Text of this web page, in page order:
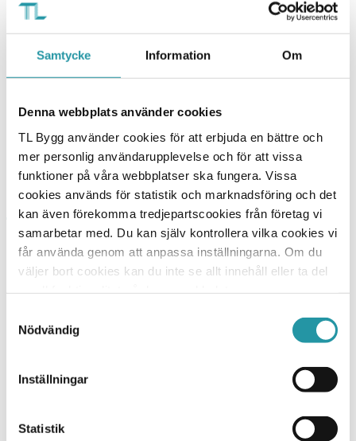
Samtycke Information Om
Denna webbplats använder cookies
TL Bygg använder cookies för att erbjuda en bättre och
mer personlig användarupplevelse och för att vissa
funktioner på våra webbplatser ska fungera. Vissa
cookies används för statistik och marknadsföring och det
kan även förekomma tredjepartscookies från företag vi
samarbetar med. Du kan själv kontrollera vilka cookies vi
får använda genom att anpassa inställningarna. Om du
väljer bort cookies kan du inte se allt innehåll eller ta del
Nödvändig
Inställningar
Statistik
bostäder, kontor och samhällsfastigheter. Ja,
där är vi riktigt riktigt bra faktiskt. Och det är
massa andra.
högsta NKI som faktiskt vittnar om det. Besök gärna
vår startsida eller projektsidaså ska vi nog kunna
övertyga dig om det vi och en hel del andra redan
vet, att vi är en fantastisk byggentreprenör.
TL Bygg HK
Hesselmans Torg 5
Orgnr: 556225-4440
Marknadsgatan 20